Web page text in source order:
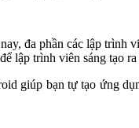
đa phần các lập
lập trình viên sáng tạo
giúp bạn tự tạo ứng